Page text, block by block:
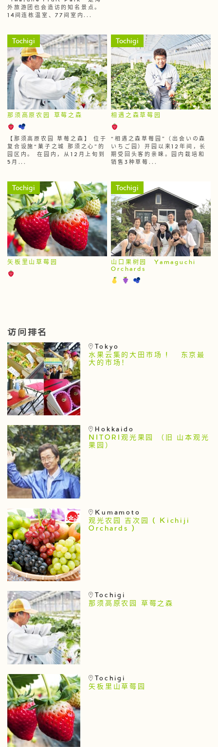
外旅游团也会造访的知名景点。
14间连栋温室、77间室内...
Tochigi
那须高原农园 草莓之森
【那须高原农园 草莓之森】 位于
复合设施“菓子之城 那须之心”的
园区内。 在园内，从12月上旬到
5月...
Tochigi
相遇之森草莓园
“相遇之森草莓园”（出会いの森
いちご园）开园以来12年间，长
期受回头客的亲睐。园内栽培和
销售3种草莓...
Tochigi
矢板里山草莓园
Tochigi
山口果树园 Yamaguchi
Orchards
访问排名
Tokyo
水果云集的大田市场 ! 东京最
大的市场！
Hokkaido
NITORI观光果园 （旧 山本观光
果园）
Kumamoto
观光农园 吉次园 ( Kichiji
Orchards )
Tochigi
那须高原农园 草莓之森
Tochigi
矢板里山草莓园